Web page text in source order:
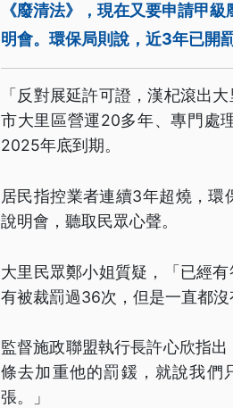
《廢清法》，現在又要申請甲
明會。環保局則說，近3年已開
「反對展延許可證，漢杞滾出
市大里區營運20多年、專門處
2025年底到期。
居民指控業者連續3年超燒，環
說明會，聽取民眾心聲。
大里民眾鄭小姐質疑，「已經
有被裁罰過36次，但是一直都沒
監督施政聯盟執行長許心欣指
條去加重他的罰鍰，就說我們
張。」